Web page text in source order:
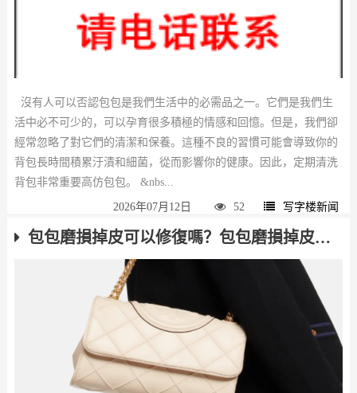
沒有人可以否認包包是我們生活中的必需品之一。它們是我們生
活中必不可少的，可以孕育很多積極的情感和回憶。但是，我們卻
經常忽略了對它們的清潔和保養。這種不良的習慣可能會導致你的
背包長時間積累汙漬和細菌，從而影響你的健康。因此，定期清洗
背包非常重要高仿包包。 &nbs...
2026年07月12日 52 写字楼新闻
包包磨損掉皮可以修復嗎？包包磨損掉皮去哪裏修復